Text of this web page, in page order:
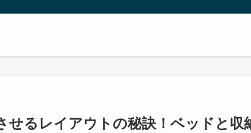
せるレイアウトの秘訣！ベッドと収